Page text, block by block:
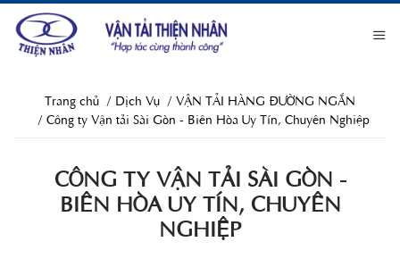
Trang chủ Dịch Vụ
VẬN TẢI HÀNG ĐƯỜNG NGẮN
Công ty Vận tải Sài Gòn - Biên Hòa Uy Tín, Chuyên Nghiệp
CÔNG TY VẬN TẢI SÀI GÒN -
BIÊN HÒA UY TÍN, CHUYÊN
NGHIỆP